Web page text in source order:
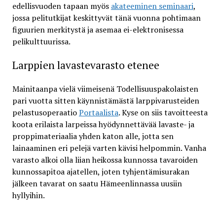
edellisvuoden tapaan myös akateeminen seminaari,
jossa pelitutkijat keskittyvät tänä vuonna pohtimaan
figuurien merkitystä ja asemaa ei-elektronisessa
pelikulttuurissa.
Larppien lavastevarasto etenee
Mainitaanpa vielä viimeisenä Todellisuuspakolaisten
pari vuotta sitten käynnistämästä larppivarusteiden
pelastusoperaatioPortaalista. Kyse on siis tavoitteesta
koota erilaista larpeissa hyödynnettävää lavaste- ja
proppimateriaalia yhden katon alle, jotta sen
lainaaminen eri pelejä varten kävisi helpommin. Vanha
varasto alkoi olla liian heikossa kunnossa tavaroiden
kunnossapitoa ajatellen, joten tyhjentämisurakan
jälkeen tavarat on saatu Hämeenlinnassa uusiin
hyllyihin.